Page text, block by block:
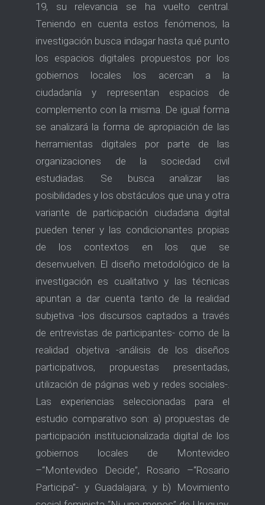
19, su relevancia se ha vuelto central.
Teniendo en cuenta estos fenómenos, la
investigación busca indagar hasta qué punto
los espacios digitales propuestos por los
gobiernos locales los acercan a la
ciudadanía y representan espacios de
complemento con la misma. De igual forma
se analizará la forma de apropiación de las
herramientas digitales por parte de las
organizaciones de la sociedad civil
estudiadas. Se busca analizar las
posibilidades y los obstáculos que una y otra
variante de participación ciudadana digital
pueden tener y las condicionantes propias
de los contextos en los que se
desenvuelven. El diseño metodológico de la
investigación es cualitativo y las técnicas
apuntan a dar cuenta tanto de la realidad
subjetiva -los discursos captados a través
de entrevistas de participantes- como de la
realidad objetiva -análisis de los diseños
participativos, propuestas presentadas,
utilización de páginas web y redes sociales-.
Las experiencias seleccionadas para el
estudio comparativo son: a) propuestas de
participación institucionalizada digital de los
gobiernos locales de Montevideo
–“Montevideo Decide”, Rosario –“Rosario
Participa”- y Guadalajara; y b) Movimiento